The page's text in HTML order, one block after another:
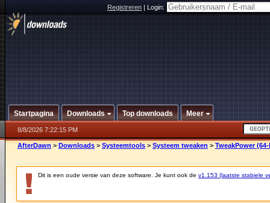
Registreren|Login:
Startpagina Downloads Top downloads Meer
8/8/2026 7:22:15 PM
AfterDawn > Downloads > Systeemtools > Systeem tweaken > TweakPower
Dit is een oude versie van deze software. Je kunt ook de v1.153 (laatste stabiele